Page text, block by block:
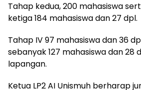
Tahap kedua, 200 mahasiswa
ketiga 184 mahasiswa dan 27 dpl.
Tahap IV 97 mahasiswa dan 36
sebanyak 127 mahasiswa dan 28
lapangan.
Ketua LP2 AI Unismuh berharap